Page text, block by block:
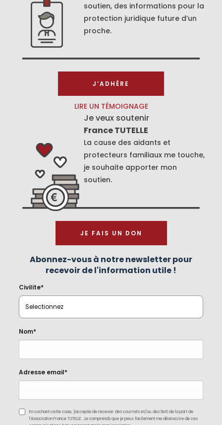
soutien, des informations pour la
protection juridique future d’un
proche.
J’ADHÈRE
LIRE UN TÉMOIGNAGE
Je veux soutenir
France TUTELLE
La cause des aidants et
protecteurs familiaux me touche,
je souhaite apporter mon
soutien.
JE FAIS UN DON
Abonnez-vous à notre newsletter pour
recevoir de l'information utile !
Civilite*
Nom*
Adresse email*
En cochant cette case, j'accepte de recevoir des courriels et/ou des SMS de la part de
l'Association France TUTELLE. Je comprends que je peux facilement me désinscrire de ces